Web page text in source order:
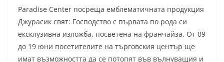
Paradise Center посреща емблематичната продукция
Джурасик свят: Господство с първата по рода си
ексклузивна изложба, посветена на франчайза. От 09
до 19 юни посетителите на търговския център ще
имат възможността да се потопят във вълнуващия и